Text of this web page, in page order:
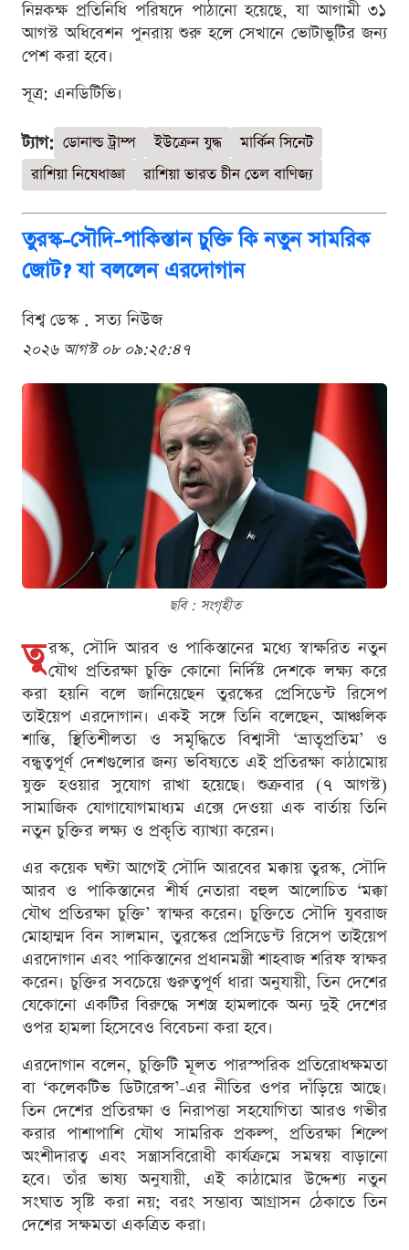
নিম্নকক্ষ প্রতিনিধি পরিষদে পাঠানো হয়েছে, যা আগামী ৩১
আগস্ট অধিবেশন পুনরায় শুরু হলে সেখানে ভোটাভুটির জন্য
পেশ করা হবে।
সূত্র: এনডিটিভি।
ট্যাগ: ডোনাল্ড ট্রাম্প ইউক্রেন যুদ্ধ
মার্কিন সিনেট
রাশিয়া নিষেধাজ্ঞা
রাশিয়া ভারত চীন তেল বাণিজ্য
তুরস্ক-সৌদি-পাকিস্তান চুক্তি কি নতুন সামরিক
জোট? যা বললেন এরদোগান
বিশ্ব ডেস্ক . সত্য নিউজ
২০২৬ আগস্ট ০৮ ০৯:২৫:৪৭
ছবি : সংগৃহীত
তু রস্ক, সৌদি আরব ও পাকিস্তানের মধ্যে স্বাক্ষরিত নতুন
যৌথ প্রতিরক্ষা চুক্তি কোনো নির্দিষ্ট দেশকে লক্ষ্য করে
করা হয়নি বলে জানিয়েছেন তুরস্কের প্রেসিডেন্ট রিসেপ
তাইয়েপ এরদোগান। একই সঙ্গে তিনি বলেছেন, আঞ্চলিক
শান্তি, স্থিতিশীলতা ও সমৃদ্ধিতে বিশ্বাসী ‘ভ্রাতৃপ্রতিম’ ও
বন্ধুত্বপূর্ণ দেশগুলোর জন্য ভবিষ্যতে এই প্রতিরক্ষা কাঠামোয়
যুক্ত হওয়ার সুযোগ রাখা হয়েছে। শুক্রবার (৭ আগস্ট)
সামাজিক যোগাযোগমাধ্যম এক্সে দেওয়া এক বার্তায় তিনি
নতুন চুক্তির লক্ষ্য ও প্রকৃতি ব্যাখ্যা করেন।
এর কয়েক ঘণ্টা আগেই সৌদি আরবের মক্কায় তুরস্ক, সৌদি
আরব ও পাকিস্তানের শীর্ষ নেতারা বহুল আলোচিত ‘মক্কা
যৌথ প্রতিরক্ষা চুক্তি’ স্বাক্ষর করেন। চুক্তিতে সৌদি যুবরাজ
মোহাম্মদ বিন সালমান, তুরস্কের প্রেসিডেন্ট রিসেপ তাইয়েপ
এরদোগান এবং পাকিস্তানের প্রধানমন্ত্রী শাহবাজ শরিফ স্বাক্ষর
করেন। চুক্তির সবচেয়ে গুরুত্বপূর্ণ ধারা অনুযায়ী, তিন দেশের
যেকোনো একটির বিরুদ্ধে সশস্ত্র হামলাকে অন্য দুই দেশের
ওপর হামলা হিসেবেও বিবেচনা করা হবে।
এরদোগান বলেন, চুক্তিটি মূলত পারস্পরিক প্রতিরোধক্ষমতা
বা ‘কলেকটিভ ডিটারেন্স’-এর নীতির ওপর দাঁড়িয়ে আছে।
তিন দেশের প্রতিরক্ষা ও নিরাপত্তা সহযোগিতা আরও গভীর
করার পাশাপাশি যৌথ সামরিক প্রকল্প, প্রতিরক্ষা শিল্পে
অংশীদারত্ব এবং সন্ত্রাসবিরোধী কার্যক্রমে সমন্বয় বাড়ানো
হবে। তাঁর ভাষ্য অনুযায়ী, এই কাঠামোর উদ্দেশ্য নতুন
সংঘাত সৃষ্টি করা নয়; বরং সম্ভাব্য আগ্রাসন ঠেকাতে তিন
দেশের সক্ষমতা একত্রিত করা।